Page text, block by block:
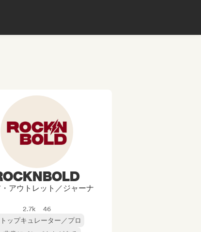
アウトレット／ジャーナ
2.7k
46
トップキュレーター／プロ